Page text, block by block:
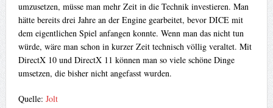
umzusetzen, müsse man mehr Zeit in die Technik investieren. Man
hätte bereits drei Jahre an der Engine gearbeitet, bevor DICE mit
dem eigentlichen Spiel anfangen konnte. Wenn man das nicht tun
würde, wäre man schon in kurzer Zeit technisch völlig veraltet. Mit
DirectX 10 und DirectX 11 können man so viele schöne Dinge
umsetzen, die bisher nicht angefasst wurden.
Quelle: Jolt